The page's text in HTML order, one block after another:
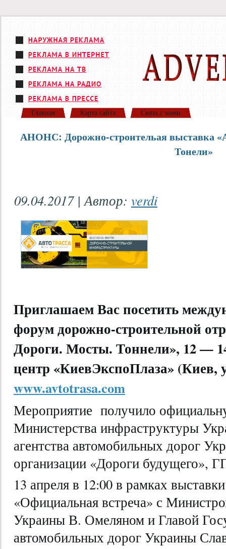
Главная Карта сайта Связь с нами
АНОНС: Дорожно-строительая выставка
Тонели»
09.04.2017 | Автор: verdi
Приглашаем Вас посетить
форум дорожно-строительной
Дороги. Мосты. Тоннели», 12 —
центр «КиевЭкспоПлаза» (Киев,
www.avtotrasa.com
Мероприятие получило
Министерства инфраструктуры
агентства автомобильных дорог
организации «Дороги будущего»,
13 апреля в 12:00 в рамках
«Официальная встреча» с
Украины В. Омеляном и Главой
автомобильных дорог Украины